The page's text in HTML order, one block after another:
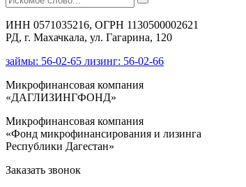
ИНН 0571035216, ОГРН 1130500002621
РД, г. Махачкала, ул. Гагарина, 120
займы: 56-02-65 лизинг: 56-02-66
Микрофинансовая компания
«ДАГЛИЗИНГФОНД»
Микрофинансовая компания
«Фонд микрофинансирования и лизинга
Республики Дагестан»
Заказать звонок